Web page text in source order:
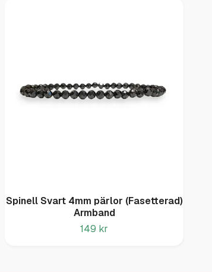
Spinell Svart 4mm pärlor (Fasetterad)
Armband
149 kr